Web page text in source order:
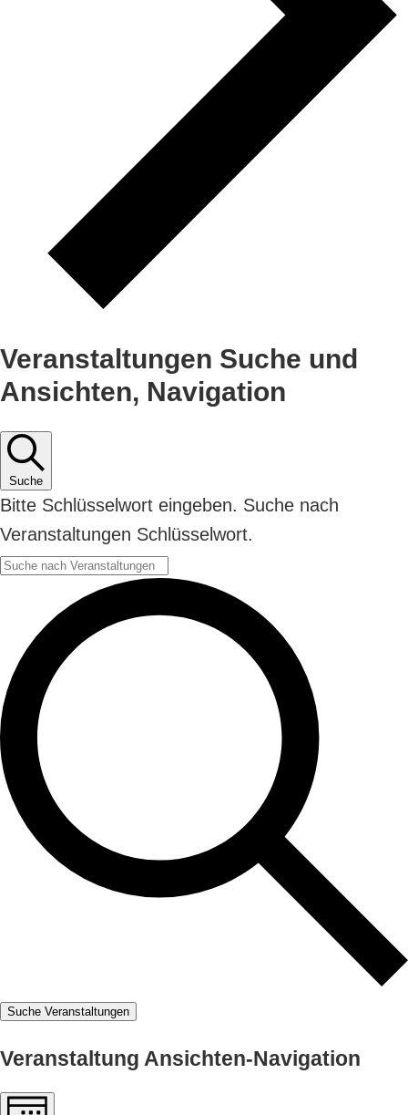
Veranstaltungen Suche und
Ansichten, Navigation
Suche
Bitte Schlüsselwort eingeben. Suche nach
Veranstaltungen Schlüsselwort.
Suche Veranstaltungen
Veranstaltung Ansichten-Navigation